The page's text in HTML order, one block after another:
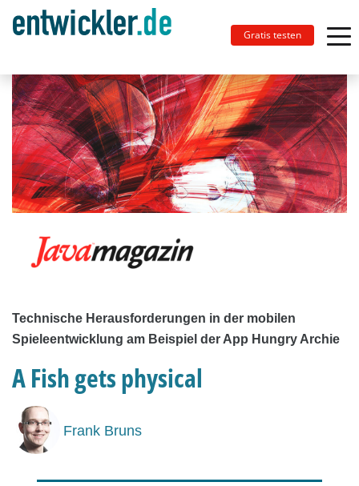
Gratis testen
Technische Herausforderungen in der mobilen
Spieleentwicklung am Beispiel der App Hungry Archie
A Fish gets physical
Frank Bruns